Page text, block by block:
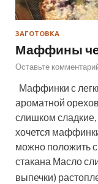
ЗАГОТОВКА
Маффины
Оставьте
Маффинки с
ароматной
слишком
хочется
можно положить
стакана Масло
выпечки)